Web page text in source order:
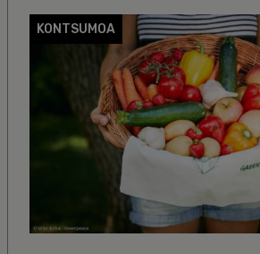
KONTSUMOA